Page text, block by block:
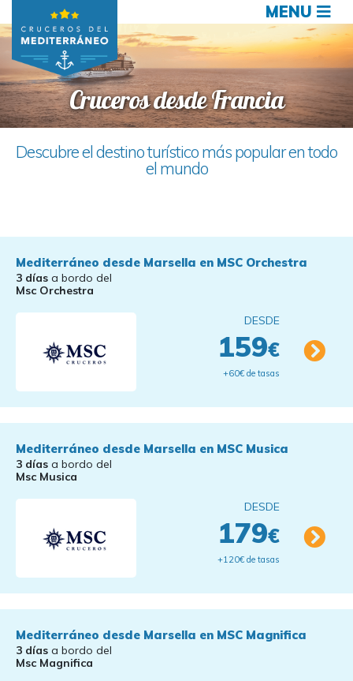
MENU
Cruceros desde Francia
Descubre el destino turístico más popular en todo
el mundo
Mediterráneo desde Marsella en MSC Orchestra
3 días a bordo del
Msc Orchestra
DESDE
159€
+60€ de tasas
Mediterráneo desde Marsella en MSC Musica
3 días a bordo del
Msc Musica
DESDE
179€
+120€ de tasas
Mediterráneo desde Marsella en MSC Magnifica
3 días a bordo del
Msc Magnifica